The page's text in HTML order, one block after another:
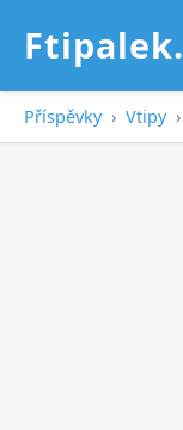
Příspěvky › Vtipy ›